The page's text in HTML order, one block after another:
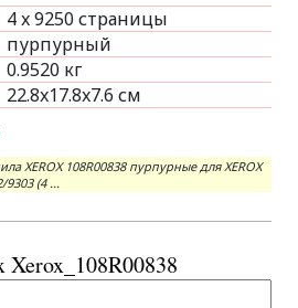
4 x 9250 страницы
пурпурный
0.9520 кг
22.8x17.8x7.6 см
XEROX 108R00838 пурпурные для XEROX
9303 (4 ...